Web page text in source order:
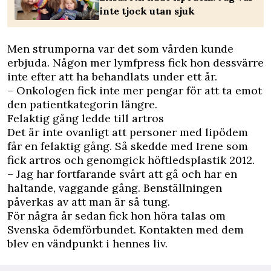
inte tjock utan sjuk
Men strumporna var det som vården kunde
erbjuda. Någon mer lymfpress fick hon dessvärre
inte efter att ha behandlats under ett år.
– Onkologen fick inte mer pengar för att ta emot
den patientkategorin längre.
Felaktig gång ledde till artros
Det är inte ovanligt att personer med lipödem
får en felaktig gång. Så skedde med Irene som
fick artros och genomgick höftledsplastik 2012.
– Jag har fortfarande svårt att gå och har en
haltande, vaggande gång. Benställningen
påverkas av att man är så tung.
För några år sedan fick hon höra talas om
Svenska ödemförbundet. Kontakten med dem
blev en vändpunkt i hennes liv.